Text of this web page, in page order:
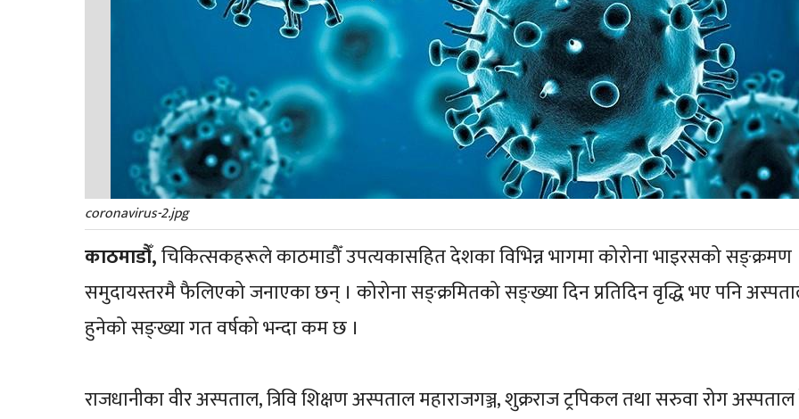
coronavirus-2.jpg
काठमाडौँ,चिकित्सकहरूले काठमाडौँ उपत्यकासहित देशका विभिन्न भागमा कोरोना भाइरसको सङ्क्रमण
समुदायस्तरमै फैलिएको जनाएका छन् । कोरोना सङ्क्रमितको सङ्ख्या दिन प्रतिदिन वृद्धि भए पनि
हुनेको सङ्ख्या गत वर्षको भन्दा कम छ ।
राजधानीका वीर अस्पताल, त्रिवि शिक्षण अस्पताल महाराजगञ्ज, शुक्रराज ट्रपिकल तथा सरुवा रोग